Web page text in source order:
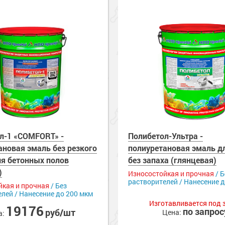
оборудование
ремонтные
стены
товары
товары
краски для
краски для
краски для
товары
1 «COMFORT» -
эмаль без резкого
бетонных полов
и прочная / Без
/ Нанесение до 200 мкм
19176 руб/шт
Полибетол-Ультра -
полиуретановая эмаль
без запаха (глянцевая)
Износостойкая и прочная /
растворителей / Нанесение
Изготавливается под
Цена: по
грунт-краски
краски
эмали
товары
дерева
древесины
товары
крыш
товары
и потолков
товары
для бассейна
товары
для
стен
товары
товары
товары
товары
для стен